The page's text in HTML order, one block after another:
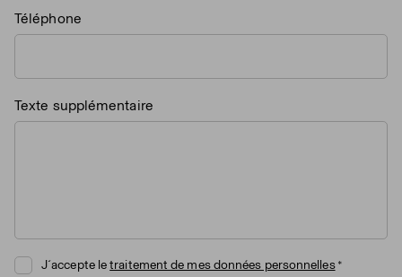
Téléphone
Texte supplémentaire
J´accepte letraitement de mes données personnelles